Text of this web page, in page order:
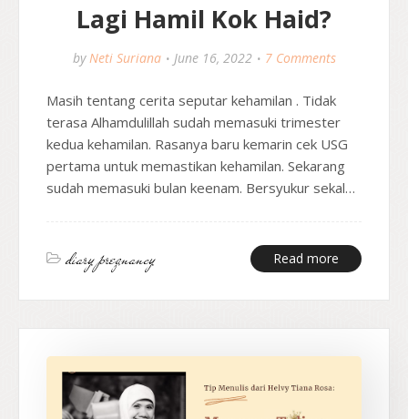
Lagi Hamil Kok Haid?
by Neti Suriana June 16, 2022 7 Comments
Masih tentang cerita seputar kehamilan . Tidak
terasa Alhamdulillah sudah memasuki trimester
kedua kehamilan. Rasanya baru kemarin cek USG
pertama untuk memastikan kehamilan. Sekarang
sudah memasuki bulan keenam. Bersyukur sekal…
diary pregnancy Read more